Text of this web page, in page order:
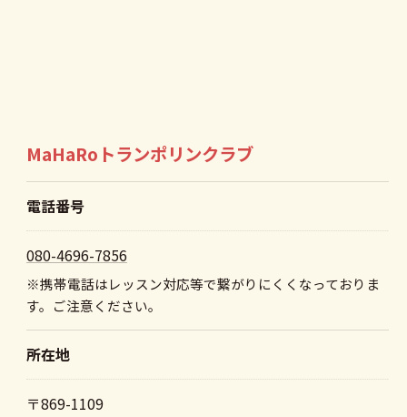
MaHaRoトランポリンクラブ
電話番号
080-4696-7856
※携帯電話はレッスン対応等で繋がりにくくなっておりま
す。ご注意ください。
所在地
〒869-1109